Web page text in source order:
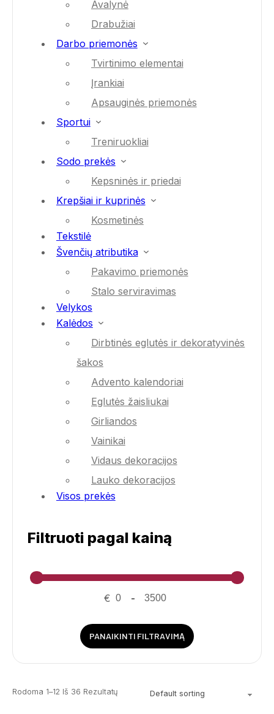
Avalynė
Drabužiai
Darbo priemonės
Tvirtinimo elementai
Įrankiai
Apsauginės priemonės
Sportui
Treniruokliai
Sodo prekės
Kepsninės ir priedai
Krepšiai ir kuprinės
Kosmetinės
Tekstilė
Švenčių atributika
Pakavimo priemonės
Stalo serviravimas
Velykos
Kalėdos
Dirbtinės eglutės ir dekoratyvinės
šakos
Advento kalendoriai
Eglutės žaisliukai
Girliandos
Vainikai
Vidaus dekoracijos
Lauko dekoracijos
Visos prekės
Filtruoti pagal kainą
€ -
PANAIKINTI FILTRAVIMĄ
Rodoma 1–12 Iš 36 Rezultatų